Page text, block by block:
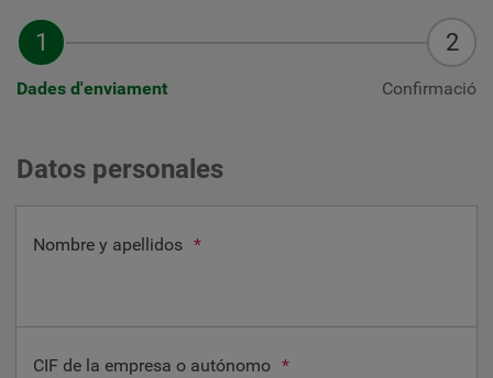
Dades d'enviament Confirmació
Datos personales
Nombre y apellidos *
CIF de la empresa o autónomo *